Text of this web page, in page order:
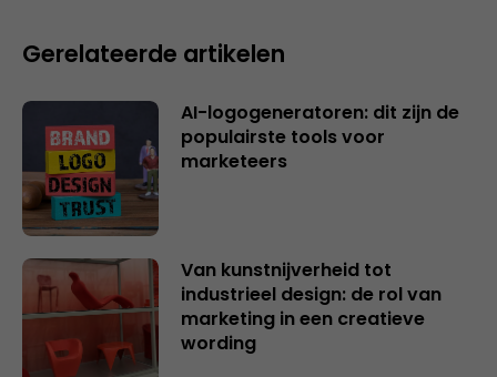
Gerelateerde artikelen
AI-logogeneratoren: dit zijn de
populairste tools voor
marketeers
Van kunstnijverheid tot
industrieel design: de rol van
marketing in een creatieve
wording